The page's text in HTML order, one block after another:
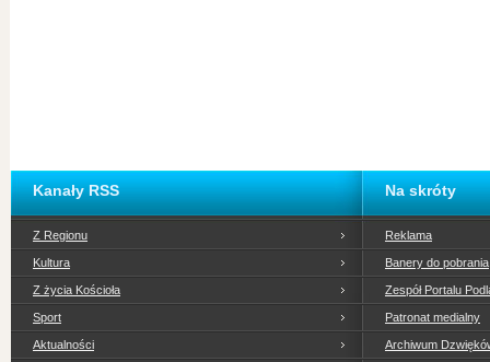
Kanały RSS
Z Regionu
Kultura
Z życia Kościoła
Sport
Aktualności
Na skróty
Reklama
Banery do pobrania
Zespół Portalu
Patronat medialny
Archiwum